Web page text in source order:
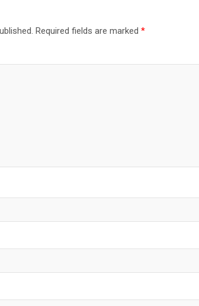
Required fields are marked *